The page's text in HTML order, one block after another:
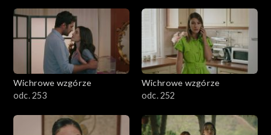
Wichrowe wzgórze
odc. 253
Wichrowe wzgórze
odc. 252